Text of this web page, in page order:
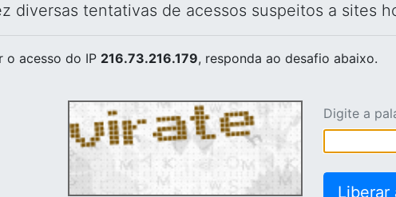
diversas tentativas de acessos suspeitos a sites
o acesso do IP 216.73.216.179, responda ao desafio abaixo.
Digite a